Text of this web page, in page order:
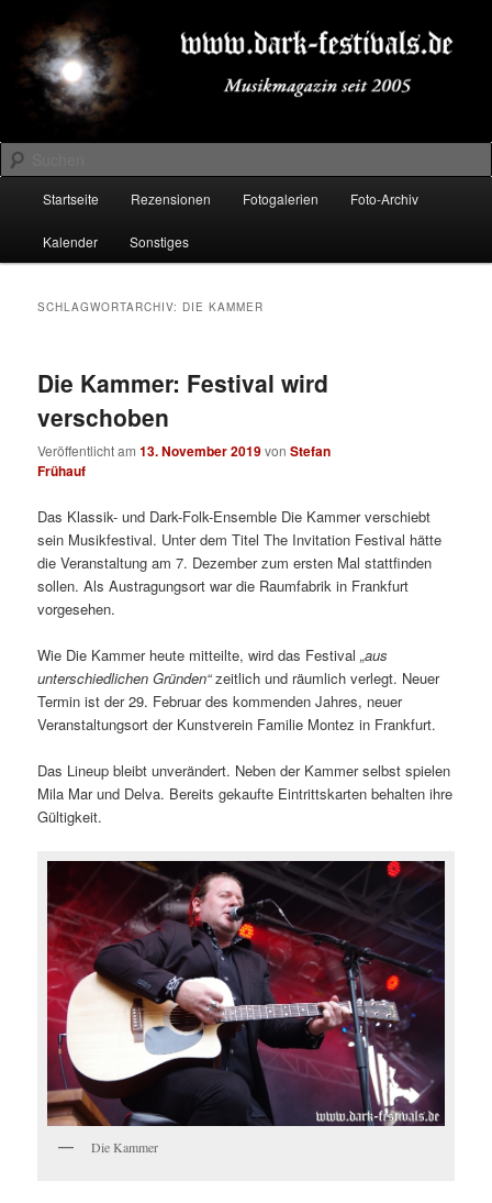
primären
Inhalt
springen
sekundären
Inhalt
springenDARK-FESTIVALS.DE
Suchen
Startseite Rezensionen Fotogalerien Foto-Archiv
Kalender Sonstiges
SCHLAGWORTARCHIV: DIE KAMMER
Die Kammer: Festival wird
verschoben
Veröffentlicht am13. November 2019vonStefan
Frühauf
Das Klassik- und Dark-Folk-Ensemble Die Kammer verschiebt
sein Musikfestival. Unter dem Titel The Invitation Festival hätte
die Veranstaltung am 7. Dezember zum ersten Mal stattfinden
sollen. Als Austragungsort war die Raumfabrik in Frankfurt
vorgesehen.
Wie Die Kammer heute mitteilte, wird das Festival„aus
unterschiedlichen Gründen“zeitlich und räumlich verlegt. Neuer
Termin ist der 29. Februar des kommenden Jahres, neuer
Veranstaltungsort der Kunstverein Familie Montez in Frankfurt.
Das Lineup bleibt unverändert. Neben der Kammer selbst spielen
Mila Mar und Delva. Bereits gekaufte Eintrittskarten behalten ihre
Gültigkeit.
Die Kammer